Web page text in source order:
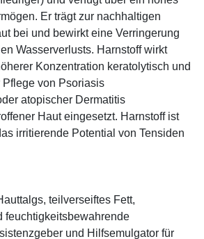
Er trägt zur nachhaltigen
bei und bewirkt eine Verringerung
Wasserverlusts. Harnstoff wirkt
Konzentration keratolytisch und
von Psoriasis
atopischer Dermatitis
Haut eingesetzt. Harnstoff ist
irritierende Potential von Tensiden
teilverseiftes Fett,
feuchtigkeitsbewahrende
und Hilfsemulgator für